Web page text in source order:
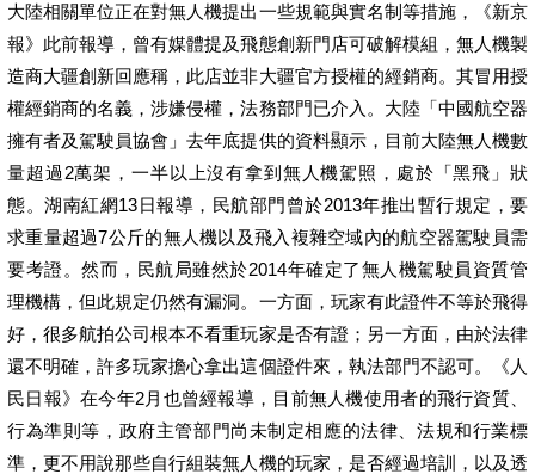
大陸相關單位正在對無人機提出一些規範與實名制等措施，《新京
報》此前報導，曾有媒體提及飛態創新門店可破解模組，無人機製
造商大疆創新回應稱，此店並非大疆官方授權的經銷商。其冒用授
權經銷商的名義，涉嫌侵權，法務部門已介入。大陸「中國航空器
擁有者及駕駛員協會」去年底提供的資料顯示，目前大陸無人機數
量超過2萬架，一半以上沒有拿到無人機駕照，處於「黑飛」狀
態。湖南紅網13日報導，民航部門曾於2013年推出暫行規定，要
求重量超過7公斤的無人機以及飛入複雜空域內的航空器駕駛員需
要考證。然而，民航局雖然於2014年確定了無人機駕駛員資質管
理機構，但此規定仍然有漏洞。一方面，玩家有此證件不等於飛得
好，很多航拍公司根本不看重玩家是否有證；另一方面，由於法律
還不明確，許多玩家擔心拿出這個證件來，執法部門不認可。《人
民日報》在今年2月也曾經報導，目前無人機使用者的飛行資質、
行為準則等，政府主管部門尚未制定相應的法律、法規和行業標
準，更不用說那些自行組裝無人機的玩家，是否經過培訓，以及透